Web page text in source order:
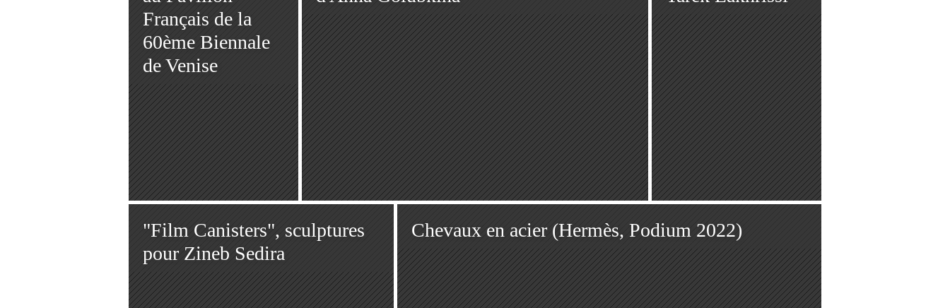
Français de la
60ème Biennale
de Venise
"Film Canisters", sculptures
pour Zineb Sedira
Chevaux en acier (Hermès, Podium 2022)